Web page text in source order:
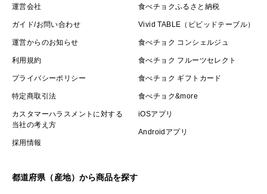
運営会社
ガイド/お問い合わせ
運営からのお知らせ
利用規約
プライバシーポリシー
特定商取引法
カスタマーハラスメントに対する
当社の考え方
採用情報
食べチョクふるさと納税
Vivid TABLE（ビビッドテーブル）
食べチョク コンシェルジュ
食べチョク フルーツセレクト
食べチョク ギフトカード
食べチョク&more
iOSアプリ
Androidアプリ
都道府県（産地）から商品を探す